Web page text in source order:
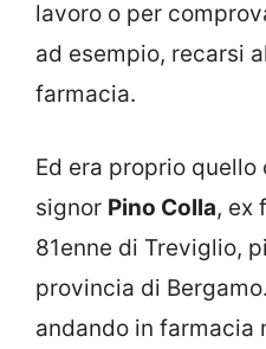
lavoro o per
ad esempio, recarsi
farmacia.
Ed era proprio
signor Pino Colla, ex
81enne di Treviglio,
provincia di
andando in farmacia